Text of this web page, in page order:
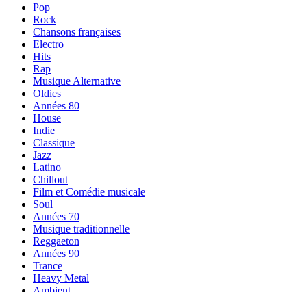
Pop
Rock
Chansons françaises
Electro
Hits
Rap
Musique Alternative
Oldies
Années 80
House
Indie
Classique
Jazz
Latino
Chillout
Film et Comédie musicale
Soul
Années 70
Musique traditionnelle
Reggaeton
Années 90
Trance
Heavy Metal